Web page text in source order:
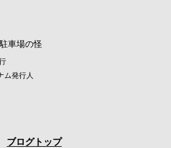
車場の怪
ム発行人
ブログトップ